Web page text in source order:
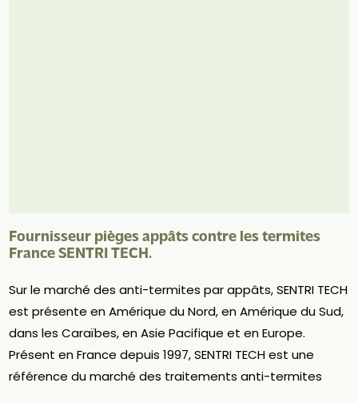
Fournisseur pièges appâts contre les termites
France SENTRI TECH.
Sur le marché des anti-termites par appâts, SENTRI TECH
est présente en Amérique du Nord, en Amérique du Sud,
dans les Caraïbes, en Asie Pacifique et en Europe.
Présent en France depuis 1997, SENTRI TECH est une
référence du marché des traitements anti-termites